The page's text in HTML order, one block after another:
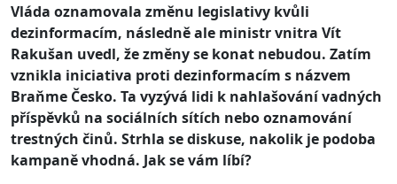
Vláda oznamovala změnu legislativy kvůli
dezinformacím, následně ale ministr vnitra Vít
Rakušan uvedl, že změny se konat nebudou. Zatím
vznikla iniciativa proti dezinformacím s názvem
Braňme Česko. Ta vyzývá lidi k nahlašování vadných
příspěvků na sociálních sítích nebo oznamování
trestných činů. Strhla se diskuse, nakolik je podoba
kampaně vhodná. Jak se vám líbí?